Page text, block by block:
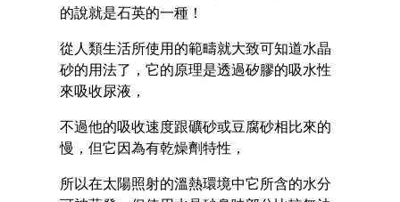
的說就是石英的一種！
從人類生活所使用的範疇就大致可知道水晶
砂的用法了，它的原理是透過矽膠的吸水性
來吸收尿液，
不過他的吸收速度跟礦砂或豆腐砂相比來的
慢，但它因為有乾燥劑特性，
所以在太陽照射的溫熱環境中它所含的水分